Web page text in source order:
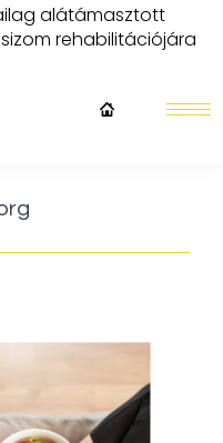
alátámasztott
rehabilitációjára